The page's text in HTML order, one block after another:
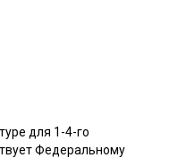
для 1-4-го
Федеральному